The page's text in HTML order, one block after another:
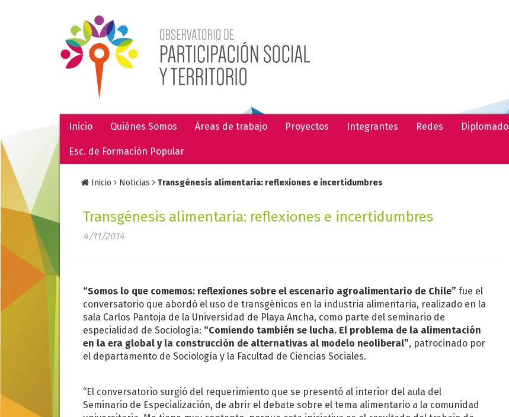
Inicio Quiénes Somos Áreas de trabajo Proyectos Integrantes Redes Diplomado
Esc. de Formación Popular
Inicio Noticias Transgénesis alimentaria: reflexiones e incertidumbres
Transgénesis alimentaria: reflexiones e incertidumbres
4/11/2014
“Somos lo que comemos: reflexiones sobre el escenario agroalimentario de Chile” fue el
conversatorio que abordó el uso de transgénicos en la industria alimentaria, realizado en la
sala Carlos Pantoja de la Universidad de Playa Ancha, como parte del seminario de
especialidad de Sociología: “Comiendo también se lucha. El problema de la alimentación
en la era global y la construcción de alternativas al modelo neoliberal”, patrocinado por
el departamento de Sociología y la Facultad de Ciencias Sociales.
“El conversatorio surgió del requerimiento que se presentó al interior del aula del
Seminario de Especialización, de abrir el debate sobre el tema alimentario a la comunidad